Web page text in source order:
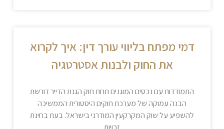
דמי מפתח בליווי עורך דין: איך לקרוא
את החוק ולבנות אסטרטגיה
התמודדות עם נכסים המוגנים תחת חוק הגנת הדייר דורשת
הבנה עמוקה של מערכת חוקים היסטורית הממשיכה
להשפיע על שוק המקרקעין המודרני בישראל. בעת בחינת